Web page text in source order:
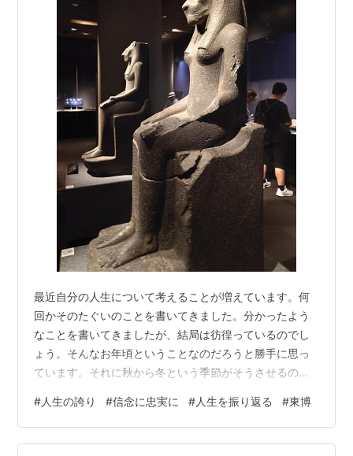
最近自分の人生について考えることが増えています。何
回かそのたぐいのことを書いてきました。分かったよう
なことを書いてきましたが、結局は彷徨っているのでし
ょう。そんなお年頃ということなのだろうと勝手に思っ
ています。それに秋から冬という季節がそうさせるのか
ね。 「あなたが人生で誇りに思っていることは何です
か？ 」 と問われたらあなたは何と答えますか？ これは
凄くパワフルな質問です。人生とは何か？ 私はどんな人
#人生の誇り #信念に忠実に #人生を振り返る #東博